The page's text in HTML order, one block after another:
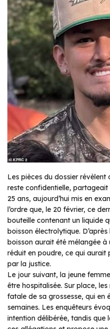
Les pièces du dossier révèlent
reste confidentielle, partageait
25 ans, aujourd’hui mis en
l’ordre que, le 20 février, ce
bouteille contenant un liquide
boisson électrolytique.
boisson aurait été mélangée
réduit en poudre, ce qui aurait
par la justice.
Le jour suivant, la jeune
être hospitalisée. Sur place,
fatale de sa grossesse, qui en
semaines. Les enquêteurs
intention délibérée, tandis que